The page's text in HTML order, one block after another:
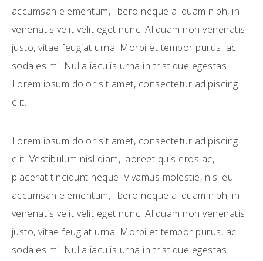
accumsan elementum, libero neque aliquam nibh, in
venenatis velit velit eget nunc. Aliquam non venenatis
justo, vitae feugiat urna. Morbi et tempor purus, ac
sodales mi. Nulla iaculis urna in tristique egestas.
Lorem ipsum dolor sit amet, consectetur adipiscing
elit.
Lorem ipsum dolor sit amet, consectetur adipiscing
elit. Vestibulum nisl diam, laoreet quis eros ac,
placerat tincidunt neque. Vivamus molestie, nisl eu
accumsan elementum, libero neque aliquam nibh, in
venenatis velit velit eget nunc. Aliquam non venenatis
justo, vitae feugiat urna. Morbi et tempor purus, ac
sodales mi. Nulla iaculis urna in tristique egestas.